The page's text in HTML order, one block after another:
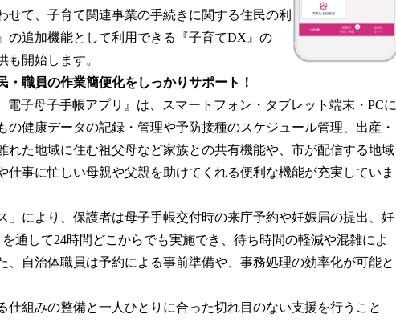
せて、子育て関連事業の手続きに関する住民の利
の追加機能として利用できる『子育てDX』の
も開始します。
職員の作業簡便化をしっかりサポート！
子母子手帳アプリ』は、スマートフォン・タブレット端末・PCに
の健康データの記録・管理や予防接種のスケジュール管理、出産・
れた地域に住む祖父母など家族との共有機能や、市が配信する地域
仕事に忙しい母親や父親を助けてくれる便利な機能が充実していま
により、保護者は母子手帳交付時の来庁予約や妊娠届の提出、妊
通して24時間どこからでも実施でき、待ち時間の軽減や混雑によ
、自治体職員は予約による事前準備や、事務処理の効率化が可能と
組みの整備と一人ひとりに合った切れ目のない支援を行うこと